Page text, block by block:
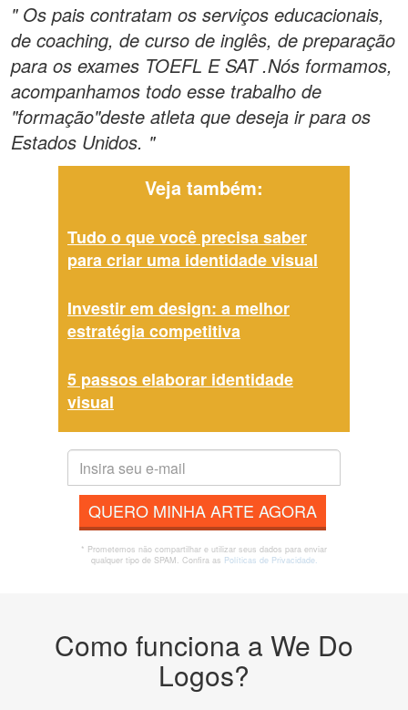
" Os pais contratam os serviços educacionais,
de coaching, de curso de inglês, de preparação
para os exames TOEFL E SAT .Nós formamos,
acompanhamos todo esse trabalho de
"formação"deste atleta que deseja ir para os
Estados Unidos. "
Veja também:
Tudo o que você precisa saber
para criar uma identidade visual
Investir em design: a melhor
estratégia competitiva
5 passos elaborar identidade
visual
QUERO MINHA ARTE AGORA
* Prometemos não compartilhar e utilizar seus dados para enviar
qualquer tipo de SPAM. Confira as Políticas de Privacidade.
Como funciona a We Do
Logos?